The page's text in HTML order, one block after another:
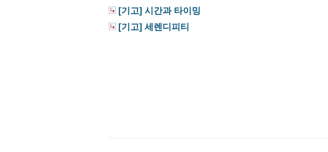
[기고] 시간과 타이밍
[기고] 세렌디피티